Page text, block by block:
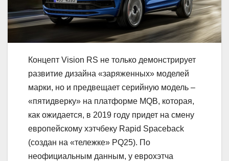
Концепт Vision RS не только демонстрирует
развитие дизайна «заряженных» моделей
марки, но и предвещает серийную модель –
«пятидверку» на платформе MQB, которая,
как ожидается, в 2019 году придет на смену
европейскому хэтчбеку Rapid Spaceback
(создан на «тележке» PQ25). По
неофициальным данным, у еврохэтча